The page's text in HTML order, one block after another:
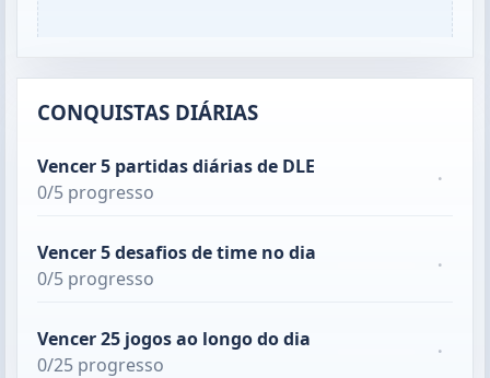
CONQUISTAS DIÁRIAS
Vencer 5 partidas diárias de DLE
0/5 progresso
·
Vencer 5 desafios de time no dia
0/5 progresso
·
Vencer 25 jogos ao longo do dia
0/25 progresso
·